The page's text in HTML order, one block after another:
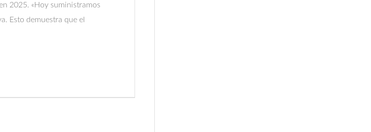
2025. «Hoy suministramos
Esto demuestra que el